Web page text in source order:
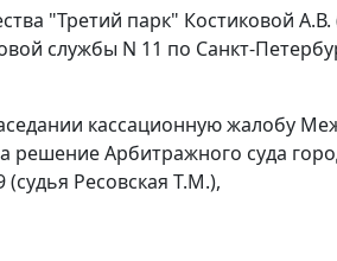
"Третий парк" Костиковой А.В.
службы N 11 по Санкт-
кассационную жалобу
решение Арбитражного суда
(судья Ресовская Т.М.),